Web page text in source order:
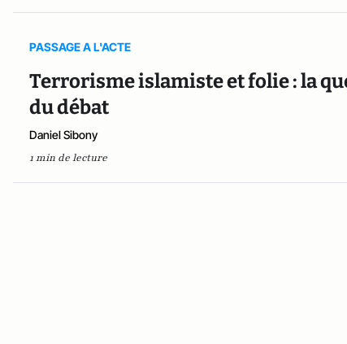
PASSAGE A L'ACTE
Terrorisme islamiste et folie : la
du débat
Daniel Sibony
1 min de lecture